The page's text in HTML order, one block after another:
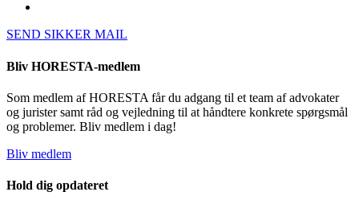
SEND SIKKER MAIL
Bliv HORESTA-medlem
Som medlem af HORESTA får du adgang til et team af advokater
og jurister samt råd og vejledning til at håndtere konkrete spørgsmål
og problemer. Bliv medlem i dag!
Bliv medlem
Hold dig opdateret